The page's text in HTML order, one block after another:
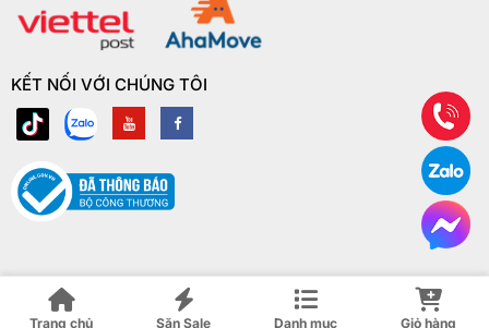
KẾT NỐI VỚI CHÚNG TÔI
© Copyright Laptop Xách Tay Shop 2018 | ® Bản quyền website này
thuộc về Laptop Xách Tay Shop
Trang chủ Săn Sale Danh mục Giỏ hàng